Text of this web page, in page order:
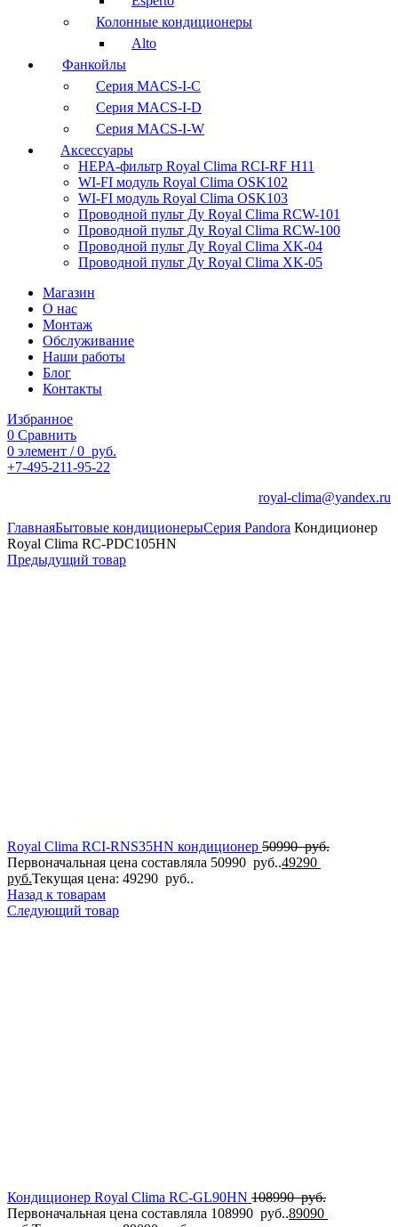
Колонные кондиционеры
Alto
Фанкойлы
Серия MACS-I-C
Серия MACS-I-D
Серия MACS-I-W
Аксессуары
HEPA-фильтр Royal Clima RCI-RF H11
WI-FI модуль Royal Clima OSK102
WI-FI модуль Royal Clima OSK103
Проводной пульт Ду Royal Clima RCW-101
Проводной пульт Ду Royal Clima RCW-100
Проводной пульт Ду Royal Clima XK-04
Проводной пульт Ду Royal Clima XK-05
Магазин
О нас
Монтаж
Обслуживание
Наши работы
Блог
Контакты
Избранное
0 Сравнить
0 элемент / 0 руб.
+7-495-211-95-22
royal-clima@yandex.ru
ГлавнаяБытовые кондиционерыСерия Pandora Кондиционер
Royal Clima RC-PDC105HN
Предыдущий товар
Royal Clima RCI-RNS35HN кондиционер 50990руб.
Первоначальная цена составляла 50990 руб..49290
руб.Текущая цена: 49290 руб..
Назад к товарам
Следующий товар
Кондиционер Royal Clima RC-GL90HN 108990руб.
Первоначальная цена составляла 108990 руб..89090